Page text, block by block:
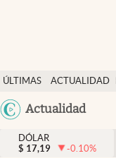
ÚLTIMAS
NOTICIAS
ACTUALIDAD
Actualidad
Actualidad
Finanzas y economía
Dólar y mercados
DÓLAR
$ 17,19 -0.10%